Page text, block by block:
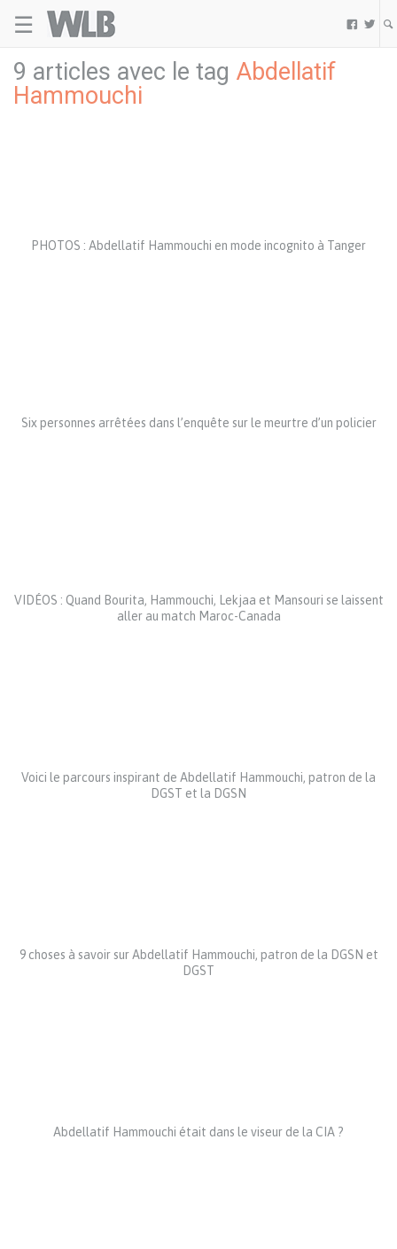
☰  
9 articles avec le tag Abdellatif
Hammouchi
PHOTOS : Abdellatif Hammouchi en mode incognito à Tanger
Six personnes arrêtées dans l’enquête sur le meurtre d’un policier
VIDÉOS : Quand Bourita, Hammouchi, Lekjaa et Mansouri se laissent
aller au match Maroc-Canada
Voici le parcours inspirant de Abdellatif Hammouchi, patron de la
DGST et la DGSN
9 choses à savoir sur Abdellatif Hammouchi, patron de la DGSN et
DGST
Abdellatif Hammouchi était dans le viseur de la CIA ?